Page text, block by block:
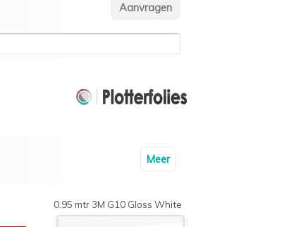
Meer
0.95 mtr 3M G10 Gloss White